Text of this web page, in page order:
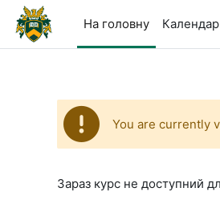
Перейти до головного вмісту
На головну
Календар
You are currently
Зараз курс не доступний